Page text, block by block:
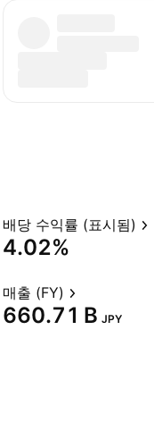
배당 수익률 (표시됨)
4.02%
매출 (FY)
‪660.71 B‬ JPY